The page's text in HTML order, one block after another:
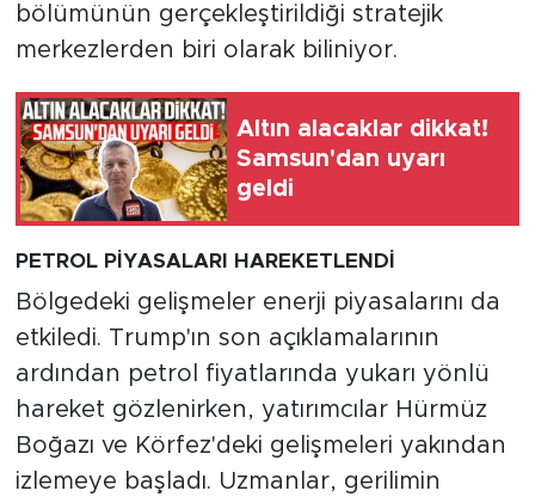
bölümünün gerçekleştirildiği stratejik
merkezlerden biri olarak biliniyor.
Altın alacaklar dikkat!
Samsun'dan uyarı
geldi
PETROL PİYASALARI HAREKETLENDİ
Bölgedeki gelişmeler enerji piyasalarını da
etkiledi. Trump'ın son açıklamalarının
ardından petrol fiyatlarında yukarı yönlü
hareket gözlenirken, yatırımcılar Hürmüz
Boğazı ve Körfez'deki gelişmeleri yakından
izlemeye başladı. Uzmanlar, gerilimin